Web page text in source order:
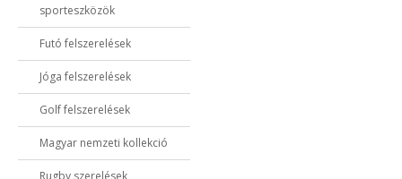
sporteszközök
Futó felszerelések
Jóga felszerelések
Golf felszerelések
Magyar nemzeti kollekció
Rugby szerelések